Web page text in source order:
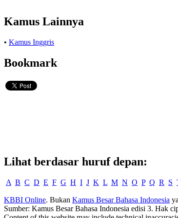
Kamus Lainnya
• Kamus Inggris
Bookmark
Lihat berdasar huruf depan:
A B C D E F G H I J K L M N O P Q R S
KBBI Online. Bukan Kamus Besar Bahasa Indonesia
Sumber: Kamus Besar Bahasa Indonesia edisi 3. Hak